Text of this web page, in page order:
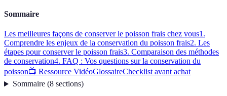
Sommaire
Les meilleures façons de conserver le poisson frais chez vous1.
Comprendre les enjeux de la conservation du poisson frais2. Les
étapes pour conserver le poisson frais3. Comparaison des méthodes
de conservation4. FAQ : Vos questions sur la conservation du
poisson📺 Ressource VidéoGlossaireChecklist avant achat
Sommaire(8 sections)